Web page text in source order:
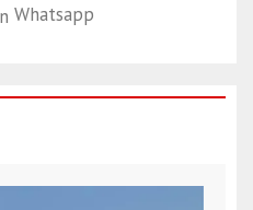
Whatsapp